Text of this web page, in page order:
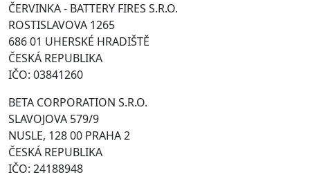
ČERVINKA - BATTERY FIRES S.R.O.
ROSTISLAVOVA 1265
686 01 UHERSKÉ HRADIŠTĚ
ČESKÁ REPUBLIKA
IČO: 03841260
BETA CORPORATION S.R.O.
SLAVOJOVA 579/9
NUSLE, 128 00 PRAHA 2
ČESKÁ REPUBLIKA
IČO: 24188948